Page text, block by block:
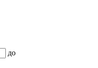
до